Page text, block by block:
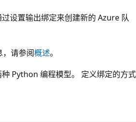
设置输出绑定来创建新的 Azure 队
，请参阅概述。
Python 编程模型。 定义绑定的方式